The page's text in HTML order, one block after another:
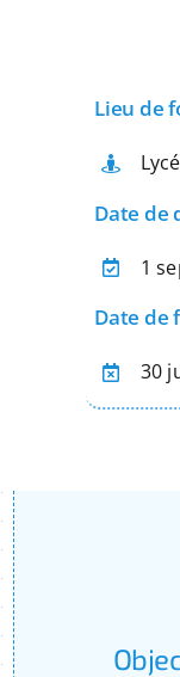
Lieu de
Date de
1
Date de
30